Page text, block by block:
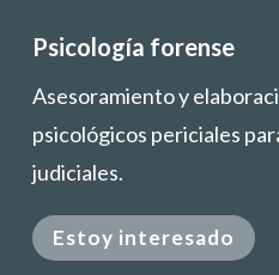
Psicología forense
Asesoramiento y
psicológicos periciales
judiciales.
Estoy interesado